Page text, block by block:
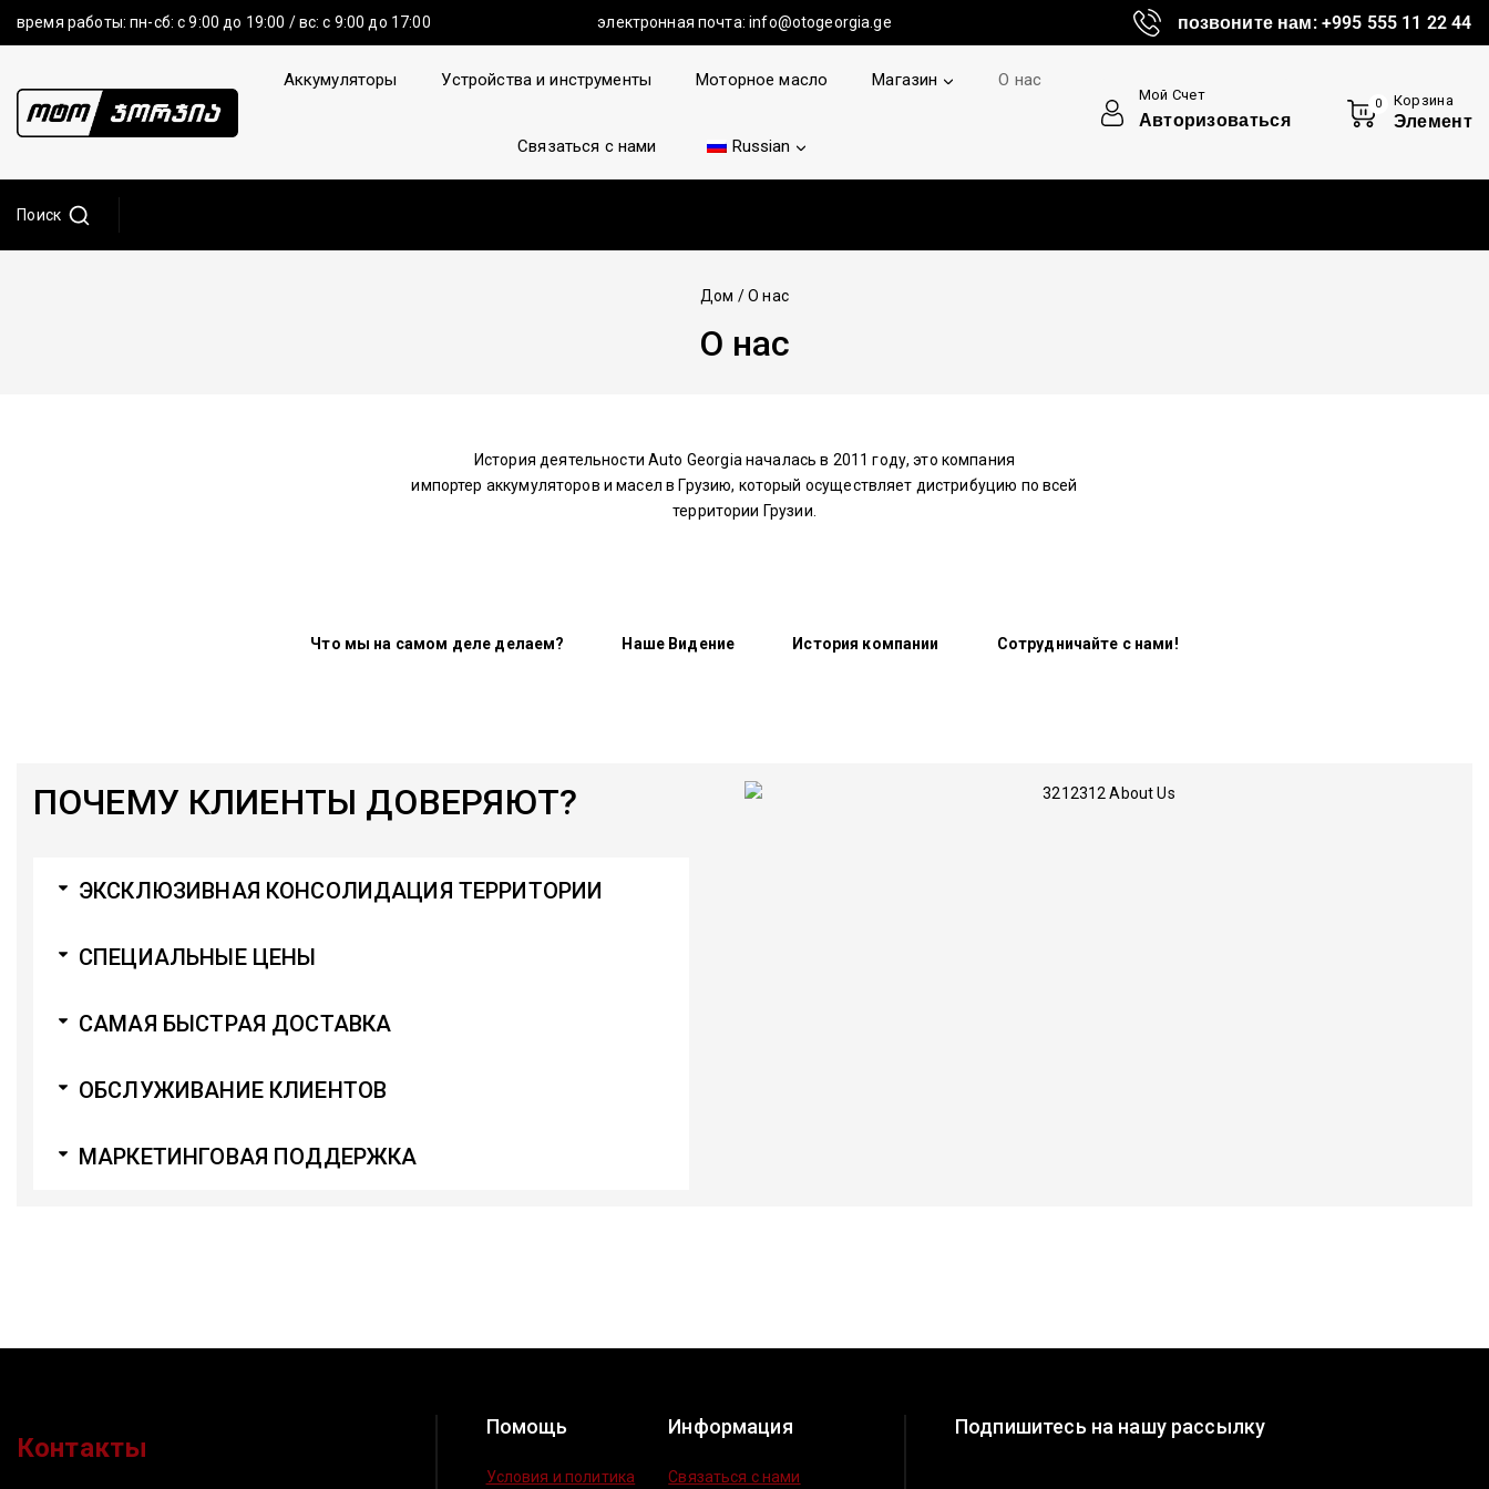
время работы: пн-сб: с 9:00 до 19:00 / вс: с 9:00 до 17:00 электронная почта:info@otogeorgia.ge позвоните нам: +995 555 11 22 44
Аккумуляторы Устройства и инструменты Моторное масло Магазин О нас
Связаться с нами Russian
Мой Счет
Авторизоваться
0 Корзина
Элемент
Поиск
Дом /О нас
О нас
История деятельности Auto Georgia началась в 2011 году, это компания
импортер аккумуляторов и масел в Грузию, который осуществляет дистрибуцию по всей
территории Грузии.
Что мы на самом деле делаем? Наше Видение История компании Сотрудничайте с нами!
ПОЧЕМУ КЛИЕНТЫ ДОВЕРЯЮТ?
ЭКСКЛЮЗИВНАЯ КОНСОЛИДАЦИЯ ТЕРРИТОРИИ
СПЕЦИАЛЬНЫЕ ЦЕНЫ
САМАЯ БЫСТРАЯ ДОСТАВКА
ОБСЛУЖИВАНИЕ КЛИЕНТОВ
МАРКЕТИНГОВАЯ ПОДДЕРЖКА
Контакты
Помощь
Условия и политика
Информация
Связаться с нами
Подпишитесь на нашу рассылку